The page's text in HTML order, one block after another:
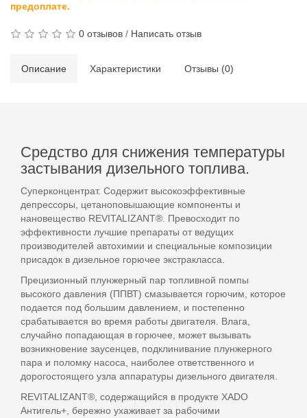
предоплате.
0 отзывов / Написать отзыв
Описание Характеристики Отзывы (0)
Средство для снижения температуры
застывания дизельного топлива.
Суперконцентрат. Содержит высокоэффективные
депрессоры, цетаноповышающие компоненты и
нановещество REVITALIZANT®. Превосходит по
эффективности лучшие препараты от ведущих
производителей автохимии и специальные композиции
присадок в дизельное горючее экстракласса.
Прецизионный плунжерный пар топливной помпы
высокого давления (ППВТ) смазывается горючим, которое
подается под большим давлением, и постепенно
срабатывается во время работы двигателя. Влага,
случайно попадающая в горючее, может вызывать
возникновение заусенцев, подклинивание плунжерного
пара и поломку насоса, наиболее ответственного и
дорогостоящего узла аппаратуры дизельного двигателя.
REVITALIZANT®, содержащийся в продукте XADO
Антигель+, бережно ухаживает за рабочими